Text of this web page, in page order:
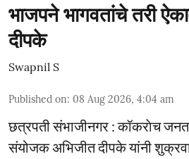
भाजपने भागवतांचे तरी
दीपके
Swapnil S
Published on: 08 Aug 2026, 4:04 am
छत्रपती संभाजीनगर : कॉकराेच जनता
संयोजक अभिजीत दीपके यांनी